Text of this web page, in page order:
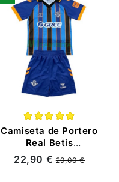
Camiseta de Portero
Real Betis
2025/2026 Niño Kit
Azul/Dorado
22,90 €29,00 €